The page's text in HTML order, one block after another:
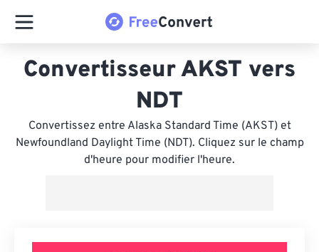
Convertisseur AKST vers
NDT
Convertissez entre Alaska Standard Time (AKST) et
Newfoundland Daylight Time (NDT). Cliquez sur le champ
d'heure pour modifier l'heure.